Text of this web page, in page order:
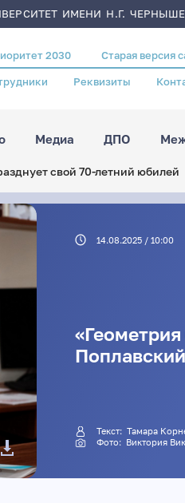
ИМЕНИ Н.Г.
2030 Старая версия
Реквизиты
Медиа ДПО
свой 70-летний юбилей
14.08.2025 / 10:00
Текст:Тамара
Фото: Виктория